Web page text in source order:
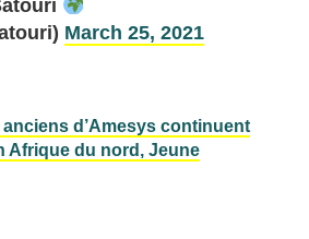
March 25, 2021
d’Amesys continuent
Afrique du nord, Jeune